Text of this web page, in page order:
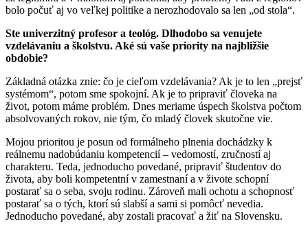
bolo počuť aj vo veľkej politike a nerozhodovalo sa len „od stola“.
Ste univerzitný profesor a teológ. Dlhodobo sa venujete
vzdelávaniu a školstvu. Aké sú vaše priority na najbližšie
obdobie?
Základná otázka znie: čo je cieľom vzdelávania? Ak je to len „prejsť
systémom“, potom sme spokojní. Ak je to pripraviť človeka na
život, potom máme problém. Dnes meriame úspech školstva počtom
absolvovaných rokov, nie tým, čo mladý človek skutočne vie.
Mojou prioritou je posun od formálneho plnenia dochádzky k
reálnemu nadobúdaniu kompetencií – vedomostí, zručností aj
charakteru. Teda, jednoducho povedané, pripraviť študentov do
života, aby boli kompetentní v zamestnaní a v živote schopní
postarať sa o seba, svoju rodinu. Zároveň mali ochotu a schopnosť
postarať sa o tých, ktorí sú slabší a sami si pomôcť nevedia.
Jednoducho povedané, aby zostali pracovať a žiť na Slovensku.